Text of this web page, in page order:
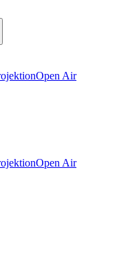
Open Air
Open Air